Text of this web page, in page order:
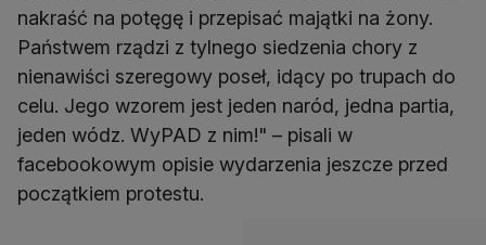
nakraść na potęgę i przepisać majątki na żony.
Państwem rządzi z tylnego siedzenia chory z
nienawiści szeregowy poseł, idący po trupach do
celu. Jego wzorem jest jeden naród, jedna partia,
jeden wódz. WyPAD z nim!" – pisali w
facebookowym opisie wydarzenia jeszcze przed
początkiem protestu.